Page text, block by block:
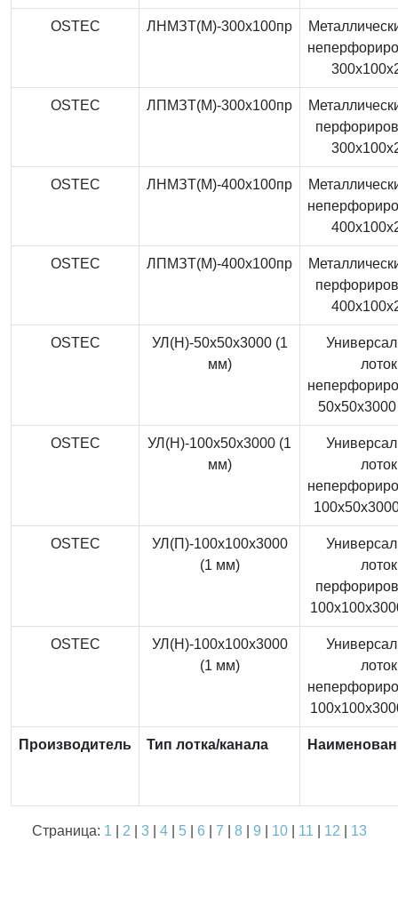
OSTEC ЛНМЗТ(М)-300x100пр
OSTEC ЛПМЗТ(М)-300x100пр
OSTEC ЛНМЗТ(М)-400x100пр
OSTEC ЛПМЗТ(М)-400x100пр
OSTEC
УЛ(Н)-50x50x3000 (1
мм)
лоток
OSTEC
УЛ(Н)-100x50x3000 (1
мм)
лоток
OSTEC
УЛ(П)-100x100x3000
(1 мм)
лоток
OSTEC
УЛ(Н)-100x100x3000
(1 мм)
лоток
Производитель Тип лотка/канала
Страница: 1 2 3| 4| 5| 6 7 8| 9 10| 11 12 13